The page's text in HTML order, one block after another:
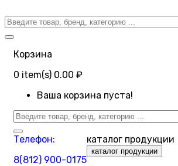
Корзина
0 item(s) 0.00 ₽
Ваша корзина пуста!
Телефон:
8(812) 900-0175
каталог продукции
каталог продукции